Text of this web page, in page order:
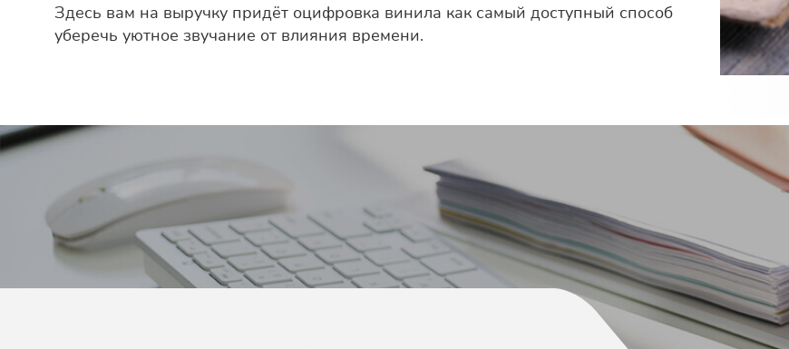
Здесь вам на выручку придёт оцифровка винила как самый доступный способ
уберечь уютное звучание от влияния времени.